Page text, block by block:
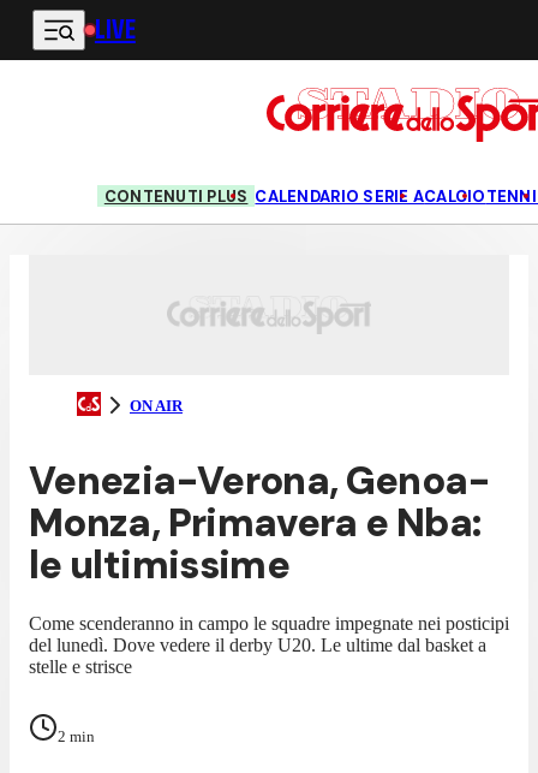
Vai al contenuto principale
LIVE
CONTENUTI PLUS CALENDARIO SERIE ACALCIO
ON AIR
Venezia-Verona, Genoa-
Monza, Primavera e Nba:
le ultimissime
Come scenderanno in campo le squadre impegnate nei posticipi
del lunedì. Dove vedere il derby U20. Le ultime dal basket a
stelle e strisce
2 min